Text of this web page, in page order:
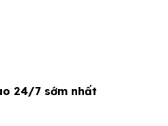
24/7 sớm nhất